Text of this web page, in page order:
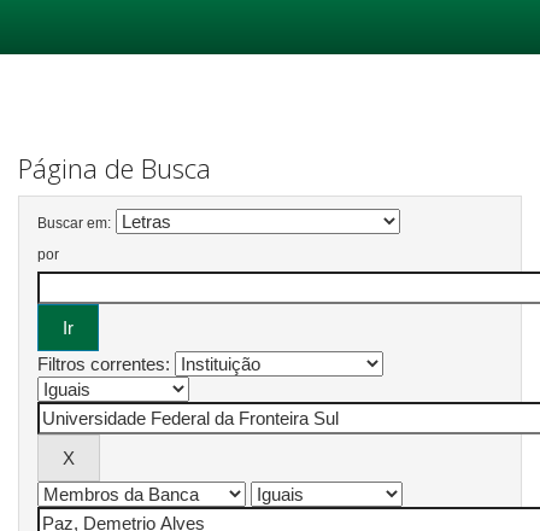
Página de Busca
Buscar em:
por
Filtros correntes: